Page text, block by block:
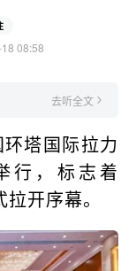
18 08:58
去听全文
塔国际拉力
行，标志着
开序幕。